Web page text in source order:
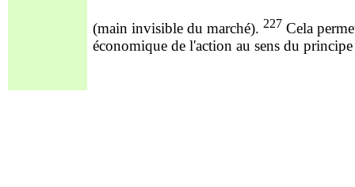
(main invisible du marché). 227 Cela
économique de l'action au sens du